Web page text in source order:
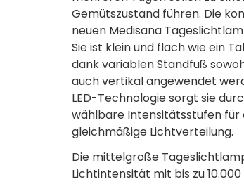
Gemütszustand führen. Die
neuen Medisana
Sie ist klein und flach wie ein
dank variablen Standfuß
auch vertikal angewendet
LED-Technologie sorgt sie
wählbare Intensitätsstufen für
gleichmäßige Lichtverteilung.
Die mittelgroße
Lichtintensität mit bis zu